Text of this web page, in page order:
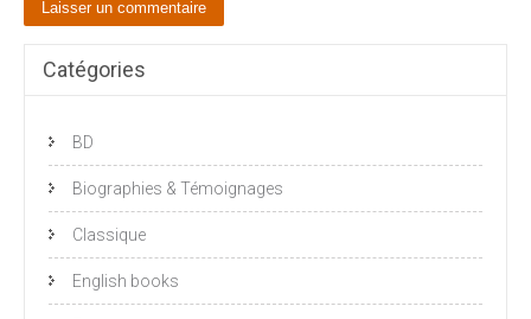
Catégories
BD
Biographies & Témoignages
Classique
English books